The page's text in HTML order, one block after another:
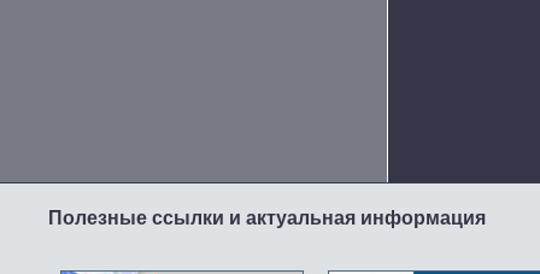
Полезные ссылки и актуальная информация